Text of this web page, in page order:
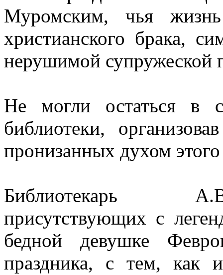
Муромским, чья
христианского брака,
нерушимой супружеской
Не могли остаться в
библиотеки,
пронизанных духом этого
Библиотекарь
присутствующих с
бедной девушке
праздника, с тем, как